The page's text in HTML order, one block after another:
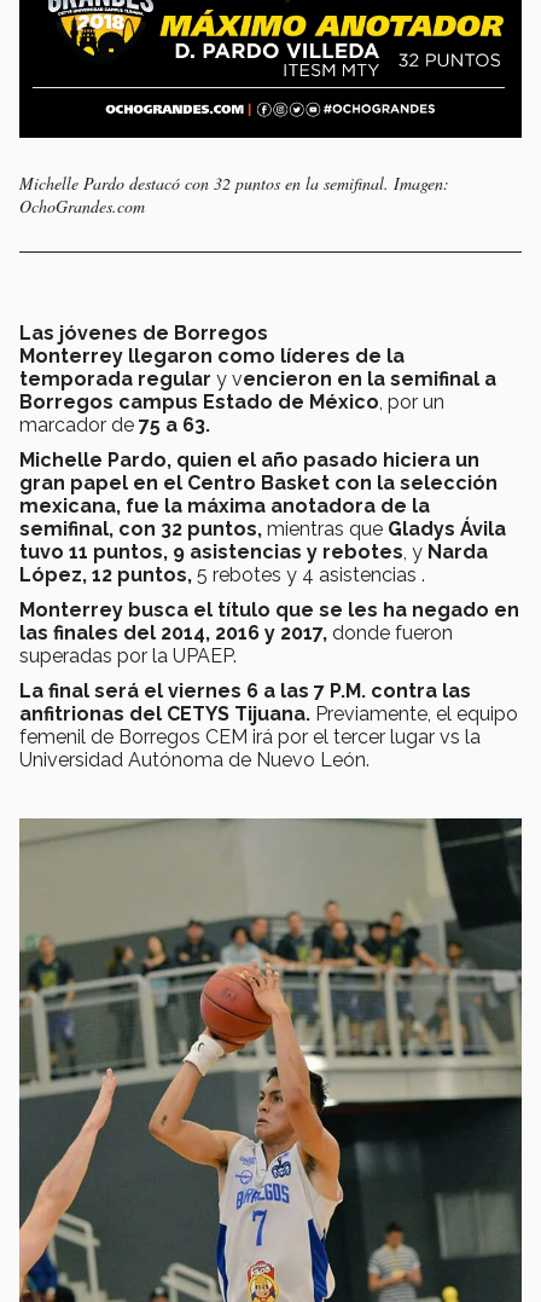
Michelle Pardo destacó con 32 puntos en la semifinal. Imagen:
OchoGrandes.com
Las jóvenes de Borregos
Monterrey llegaron como líderes de la
temporada regular y vencieron en la semifinal a
Borregos campus Estado de México , por un
marcador de 75 a 63.
Michelle Pardo, quien el año pasado hiciera un
gran papel en el Centro Basket con la selección
mexicana, fue la máxima anotadora de la
semifinal, con 32 puntos, mientras que Gladys Ávila
tuvo 11 puntos, 9 asistencias y rebotes , y Narda
López, 12 puntos, 5 rebotes y 4 asistencias .
Monterrey busca el título que se les ha negado en
las finales del 2014, 2016 y 2017, donde fueron
superadas por la UPAEP.
La final será el viernes 6 a las 7 P.M. contra las
anfitrionas del CETYS Tijuana. Previamente, el equipo
femenil de Borregos CEM irá por el tercer lugar vs la
Universidad Autónoma de Nuevo León.